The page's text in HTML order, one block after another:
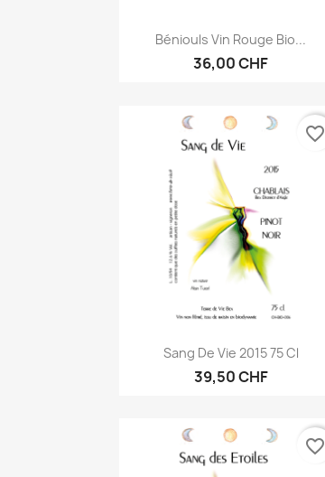
Aperçu rapide
Béniouls Vin Rouge Bio...
36,00 CHF
Aperçu rapide
Sang De Vie 2015 75 Cl
39,50 CHF
favorite_border
favorite_border